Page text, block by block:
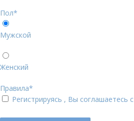
Пол*
Мужской
Женский
Правила*
Регистрируясь , Вы соглашаетесь с